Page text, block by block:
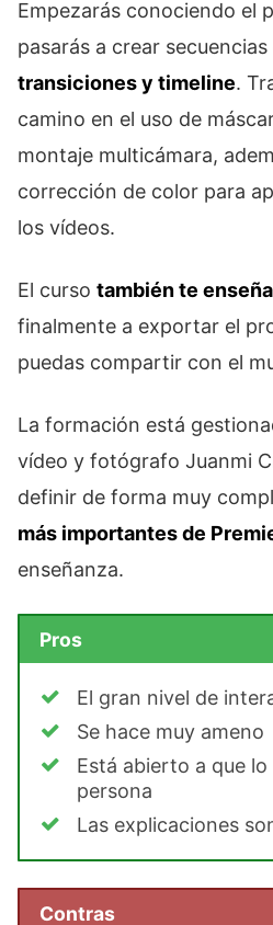
Empezarás conociendo el
pasarás a crear secuencias
transiciones y timeline.
camino en el uso de
montaje multicámara,
corrección de color para
los vídeos.
El curso también te
finalmente a exportar el
puedas compartir con el
La formación está
vídeo y fotógrafo Juanmi
definir de forma muy
más importantes de
enseñanza.
Pros
El gran nivel de
Se hace muy ameno
Está abierto a que
persona
Las explicaciones
Contras